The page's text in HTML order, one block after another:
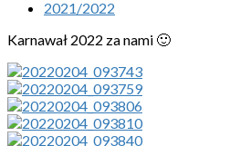
2021/2022
Karnawał 2022 za nami 🙂